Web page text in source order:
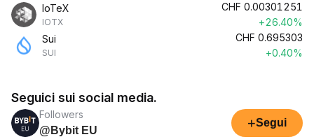
IoTeX
IOTX
CHF 0.00301251
+26.40%
Sui
SUI
CHF 0.695303
+0.40%
Seguici sui social media.
Followers
@Bybit EU
+Segui